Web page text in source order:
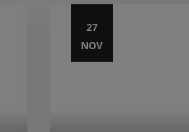
27
NOV